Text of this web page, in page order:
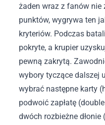
żaden wraz z fanów nie
punktów, wygrywa ten
kryteriów. Podczas
pokryte, a krupier
pewną zakrytą.
wybory tyczące dalszej
wybrać następne karty
podwoić zapłatę
dwóch rozbieżne